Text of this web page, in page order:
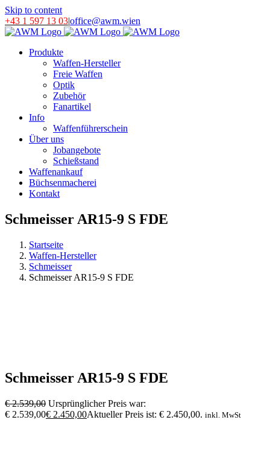
Skip to content
+43 1 597 13 03|office@awm.wien
Produkte
Waffen-Hersteller
Freie Waffen
Optik
Zubehör
Fanartikel
Info
Waffenführerschein
Über uns
Jobangebote
Schießstand
Waffenankauf
Büchsenmacherei
Kontakt
Schmeisser AR15-9 S FDE
Startseite
Waffen-Hersteller
Schmeisser
Schmeisser AR15-9 S FDE
Schmeisser AR15-9 S FDE
€2.539,00 Ursprünglicher Preis war:
€ 2.539,00€ 2.450,00Aktueller Preis ist: € 2.450,00. inkl. MwSt